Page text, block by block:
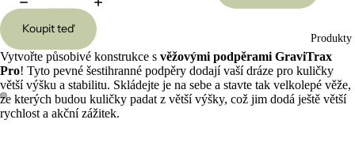
Produkty
Otevřít
Otevřít
Koupit teď
Vytvořte působivé konstrukce s věžovými podpěrami GraviTrax
Pro! Tyto pevné šestihranné podpěry dodají vaší dráze pro kuličky
větší výšku a stabilitu. Skládejte je na sebe a stavte tak velkolepé věže,
ze kterých budou kuličky padat z větší výšky, což jim dodá ještě větší
rychlost a akční zážitek.